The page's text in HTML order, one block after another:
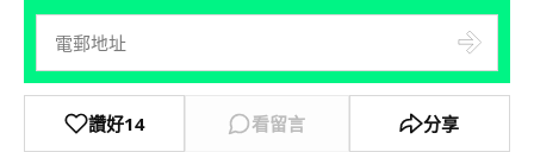
讚好14 看留言 分享